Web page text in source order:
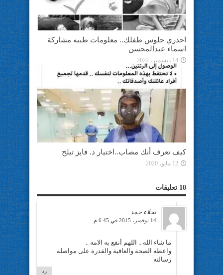
احذري جلوس طفلك.. معلومات طبيه مشاركة
اسماء عبدالمحسن
14 ديسمبر، 2022
كيف تعرف أنك مصاب..اختيار د. فايز تيلخ
12 مايو، 2020
10 تعليقات
نجلاء حمد
14 نوفمبر، 2015 في 6:45 م
ما شاء الله .. اللهم أنفع به الامه ..
واعطه الصحة والعافية والقدرة على مواصلة
رسالته
رد